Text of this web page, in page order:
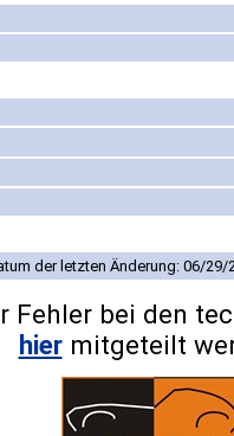
der letzten Änderung: 06/29/
Fehler bei den
hiermitgeteilt